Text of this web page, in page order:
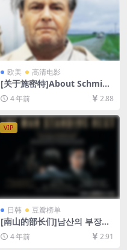
欧美 高清电影
[关于施密特]About Schmidt
(2002)[百度网盘+迅雷云盘资
源1080P超清未删减][MP4/7.
6GB][中英字幕]
4 年前 2.88
VIP
日韩 豆瓣榜单
[南山的部长们]남산의 부장들
(2020)[百度网盘+迅雷云盘资
源1080P超清未删减][MP4/7.
4 年前 2.91